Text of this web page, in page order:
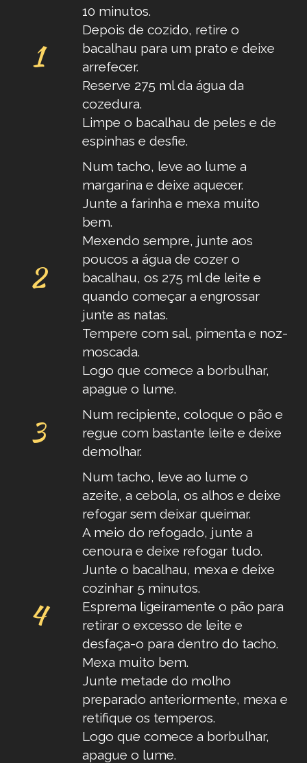
10 minutos.
Depois de cozido, retire o
bacalhau para um prato e deixe
arrefecer.
Reserve 275 ml da água da
cozedura.
Limpe o bacalhau de peles e de
espinhas e desfie.
​Num tacho, leve ao lume a
margarina e deixe aquecer.
Junte a farinha e mexa muito
bem.
Mexendo sempre, junte aos
poucos a água de cozer o
bacalhau, os 275 ml de leite e
quando começar a engrossar
junte as natas.
Tempere com sal, pimenta e noz-
moscada.
Logo que comece a borbulhar,
apague o lume.
Num recipiente, coloque o pão e
regue com bastante leite e deixe
demolhar.
Num tacho, leve ao lume o
azeite, a cebola, os alhos e deixe
refogar sem deixar queimar.
A meio do refogado, junte a
cenoura e deixe refogar tudo.
Junte o bacalhau, mexa e deixe
cozinhar 5 minutos.
Esprema ligeiramente o pão para
retirar o excesso de leite e
desfaça-o para dentro do tacho.
Mexa muito bem.
Junte metade do molho
preparado anteriormente, mexa e
retifique os temperos.
Logo que comece a borbulhar,
apague o lume.